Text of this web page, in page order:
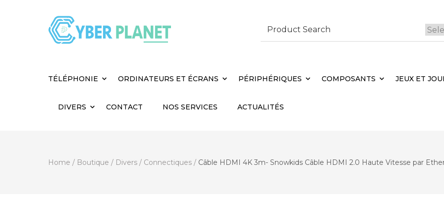
Search
for:
TÉLÉPHONIE ORDINATEURS ET ÉCRANS PÉRIPHÉRIQUES COMPOSANTS JEUX ET
DIVERS CONTACT NOS SERVICES ACTUALITÉS
Home / Boutique / Divers / Connectiques / Câble HDMI 4K 3m- Snowkids Câble HDMI 2.0 Haute Vitesse par